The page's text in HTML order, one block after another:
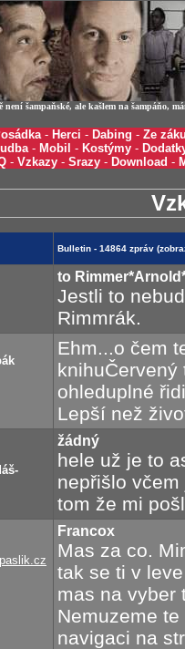
šampaňské, ale kašlem na šampáňo,
- Herci - Dabing - Ze
- Mobil - Kostýmy -
- Vzkazy - Srazy - Download -
Bulletin - 14864 zpráv
to
Jestli to
Rimmrák.
Ehm...o čem
ohleduplné
Lepší než
žádný
hele už je to
nepřišlo
tom že mi
Francox
Mas za co.
tak se ti v
mas na vyber
Nemuzeme
navigaci na